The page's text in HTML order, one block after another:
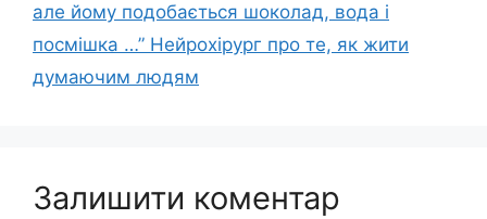
але йому подобається шоколад, вода і
посмішка …” Нейрохірург про те, як жити
думаючим людям
Залишити коментар